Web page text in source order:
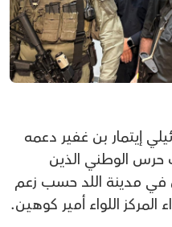
إيتمار بن غفير دعمه
حرس الوطني الذين
في مدينة اللد حسب زعم
اللواء أمير كوهين.